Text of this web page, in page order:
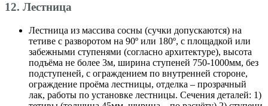
12. Лестница
Лестница из массива сосны (сучки допускаются) на
тетиве с разворотом на 90º или 180º, с площадкой или
забежными ступенями (согласно архитектуре), высота
подъёма не более 3м, ширина ступеней 750-1000мм, без
подступеней, с ограждением по внутренней стороне,
ограждение проёма лестницы, отделка – прозрачный
лак, работы по установке лестницы. Сечения деталей: 1)